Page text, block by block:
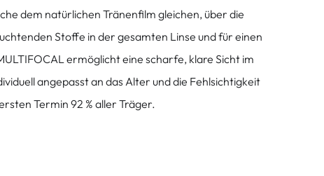
dem natürlichen Tränenfilm gleichen, über die
Stoffe in der gesamten Linse und für einen
ermöglicht eine scharfe, klare Sicht im
angepasst an das Alter und die Fehlsichtigkeit
Termin 92 % aller Träger.